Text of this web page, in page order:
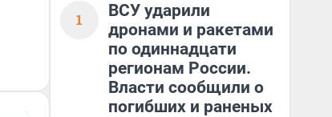
1
ВСУ ударили
дронами и ракетами
по одиннадцати
регионам России.
Власти сообщили о
погибших и раненых